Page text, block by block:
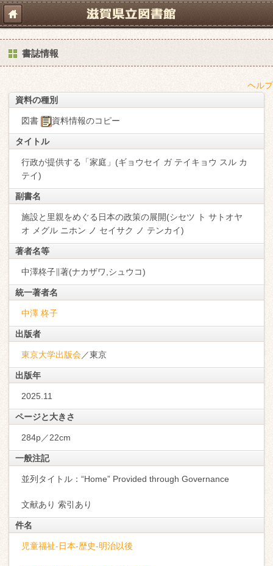
書誌情報
ヘルプ
資料の種別
図書 資料情報のコピー
タイトル
行政が提供する「家庭」(ギョウセイ ガ テイキョウ スル カ
テイ)
副書名
施設と里親をめぐる日本の政策の展開(シセツ ト サトオヤ
オ メグル ニホン ノ セイサク ノ テンカイ)
著者名等
中澤柊子∥著(ナカザワ,シュウコ)
統一著者名
中澤 柊子
出版者
東京大学出版会／東京
出版年
2025.11
ページと大きさ
284p／22cm
一般注記
並列タイトル：“Home” Provided through Governance
文献あり 索引あり
件名
児童福祉-日本-歴史-明治以後